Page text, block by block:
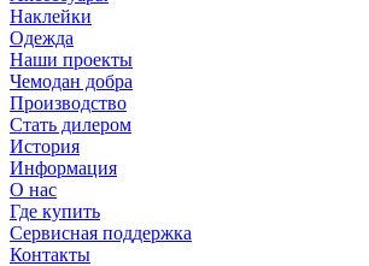
Наклейки
Одежда
Наши проекты
Чемодан добра
Производство
Стать дилером
История
Информация
О нас
Где купить
Сервисная поддержка
Контакты